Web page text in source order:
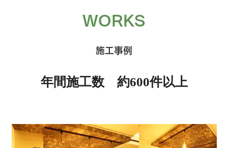
WORKS
施工事例
年間施工数 約600件以上